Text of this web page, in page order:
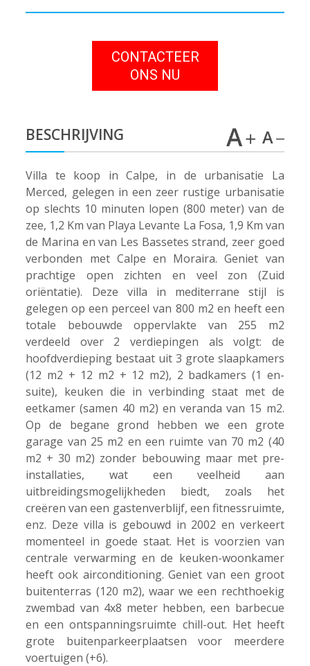
CONTACTEER
ONS NU
BESCHRIJVING
Villa te koop in Calpe, in de urbanisatie La
Merced, gelegen in een zeer rustige urbanisatie
op slechts 10 minuten lopen (800 meter) van de
zee, 1,2 Km van Playa Levante La Fosa, 1,9 Km van
de Marina en van Les Bassetes strand, zeer goed
verbonden met Calpe en Moraira. Geniet van
prachtige open zichten en veel zon (Zuid
oriëntatie). Deze villa in mediterrane stijl is
gelegen op een perceel van 800 m2 en heeft een
totale bebouwde oppervlakte van 255 m2
verdeeld over 2 verdiepingen als volgt: de
hoofdverdieping bestaat uit 3 grote slaapkamers
(12 m2 + 12 m2 + 12 m2), 2 badkamers (1 en-
suite), keuken die in verbinding staat met de
eetkamer (samen 40 m2) en veranda van 15 m2.
Op de begane grond hebben we een grote
garage van 25 m2 en een ruimte van 70 m2 (40
m2 + 30 m2) zonder bebouwing maar met pre-
installaties, wat een veelheid aan
uitbreidingsmogelijkheden biedt, zoals het
creëren van een gastenverblijf, een fitnessruimte,
enz. Deze villa is gebouwd in 2002 en verkeert
momenteel in goede staat. Het is voorzien van
centrale verwarming en de keuken-woonkamer
heeft ook airconditioning. Geniet van een groot
buitenterras (120 m2), waar we een rechthoekig
zwembad van 4x8 meter hebben, een barbecue
en een ontspanningsruimte chill-out. Het heeft
grote buitenparkeerplaatsen voor meerdere
voertuigen (+6).